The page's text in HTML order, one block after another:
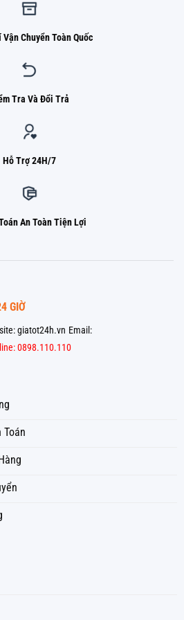
Chuyển Toàn Quốc
Tra Và Đổi Trả
Hỗ Trợ 24H/7
An Toàn Tiện Lợi
GIỜ
giatot24h.vn Email:
0898.110.110
Toán